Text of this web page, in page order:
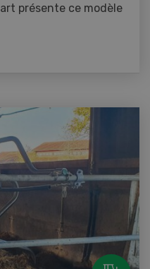
présente ce modèle